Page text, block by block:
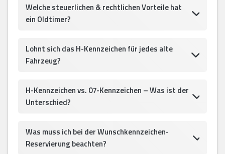
Welche steuerlichen & rechtlichen Vorteile hat
ein Oldtimer?
Lohnt sich das H-Kennzeichen für jedes alte
Fahrzeug?
H-Kennzeichen vs. 07-Kennzeichen – Was ist der
Unterschied?
Was muss ich bei der Wunschkennzeichen-
Reservierung beachten?